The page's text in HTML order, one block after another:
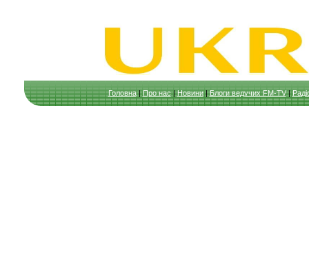
Головна|Про нас|Новини|Блоги ведучих FM-TV|